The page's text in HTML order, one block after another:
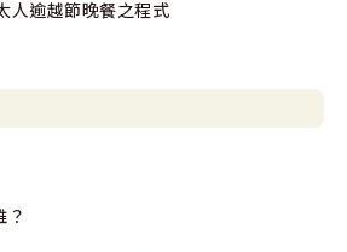
逾越節晚餐之程式
？